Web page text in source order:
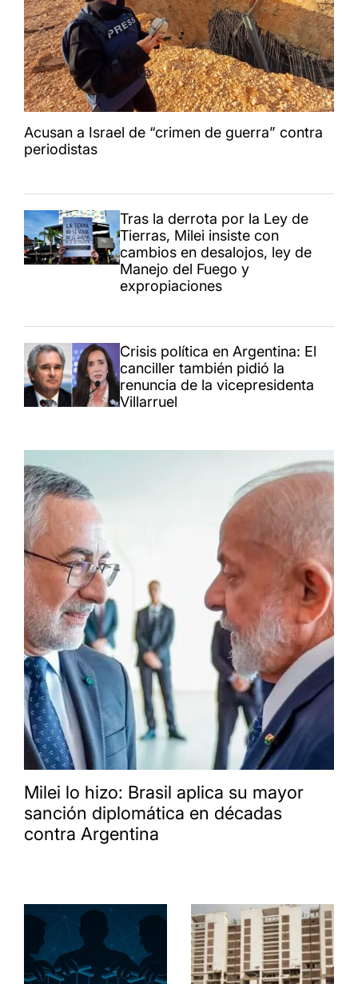
Acusan a Israel de “crimen de guerra” contra
periodistas
Tras la derrota por la Ley de
Tierras, Milei insiste con
cambios en desalojos, ley de
Manejo del Fuego y
expropiaciones
Crisis política en Argentina: El
canciller también pidió la
renuncia de la vicepresidenta
Villarruel
Milei lo hizo: Brasil aplica su mayor
sanción diplomática en décadas
contra Argentina